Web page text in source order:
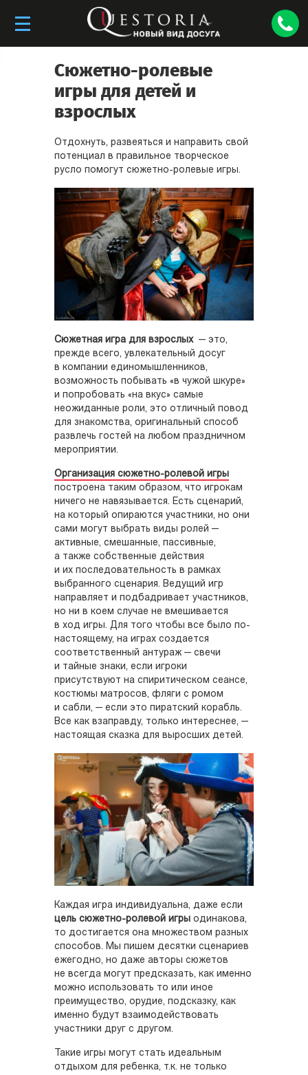
Сюжетно-ролевые
игры для детей и
взрослых
Отдохнуть, развеяться и направить свой
потенциал в правильное творческое
русло помогут сюжетно-ролевые игры.
Сюжетная игра для взрослых— это,
прежде всего, увлекательный досуг
в компании единомышленников,
возможность побывать «в чужой шкуре»
и попробовать «на вкус» самые
неожиданные роли, это отличный повод
для знакомства, оригинальный способ
развлечь гостей на любом праздничном
мероприятии.
Организация сюжетно-ролевой игры
построена таким образом, что игрокам
ничего не навязывается. Есть сценарий,
на который опираются участники, но они
сами могут выбрать виды ролей —
активные, смешанные, пассивные,
а также собственные действия
и их последовательность в рамках
выбранного сценария. Ведущий игр
направляет и подбадривает участников,
но ни в коем случае не вмешивается
в ход игры. Для того чтобы все было по-
настоящему, на играх создается
соответственный антураж — свечи
и тайные знаки, если игроки
присутствуют на спиритическом сеансе,
костюмы матросов, фляги с ромом
и сабли, — если это пиратский корабль.
Все как взаправду, только интереснее, —
настоящая сказка для выросших детей.
Каждая игра индивидуальна, даже если
цель сюжетно-ролевой игры одинакова,
то достигается она множеством разных
способов. Мы пишем десятки сценариев
ежегодно, но даже авторы сюжетов
не всегда могут предсказать, как именно
можно использовать то или иное
преимущество, орудие, подсказку, как
именно будут взаимодействовать
участники друг с другом.
Такие игры могут стать идеальным
отдыхом для ребенка, т.к. не только